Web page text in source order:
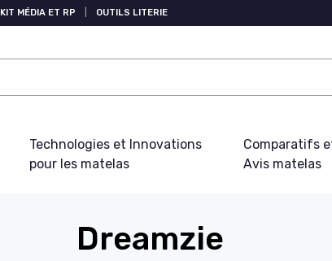
KIT MÉDIA ET RP OUTILS LITERIE
Technologies et Innovations
pour les matelas
Comparatifs
Avis matelas
Dreamzie